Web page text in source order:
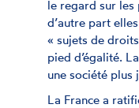
le regard sur les
d’autre part
« sujets de
pied d’égalité.
une société plus
La France a